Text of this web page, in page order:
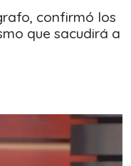
confirmó los
que sacudirá a